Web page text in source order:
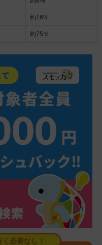
約16%
約75％